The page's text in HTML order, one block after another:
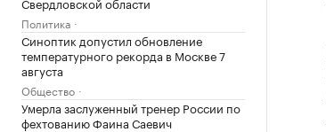
Политика
Синоптик допустил обновление
температурного рекорда в Москве 7
августа
Общество
Умерла заслуженный тренер России по
фехтованию Фаина Саевич